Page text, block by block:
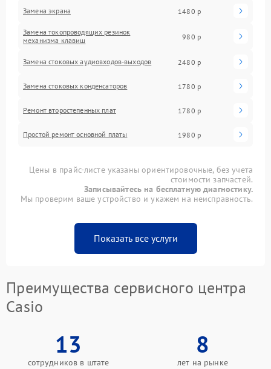
Замена экрана 1480 р
Замена токопроводящих резинок
механизма клавиш
980 р
Замена стоковых аудиовходов-выходов 2480 р
Замена стоковых конденсаторов 1780 р
Ремонт второстепенных плат 1780 р
Простой ремонт основной платы 1980 р
Цены в прайс-листе указаны ориентировочные, без учета
стоимости запчастей.
Записывайтесь на бесплатную диагностику.
Мы проверим ваше устройство и укажем на неисправность.
Показать все услуги
Преимущества сервисного центра
Casio
13
сотрудников в штате
8
лет на рынке